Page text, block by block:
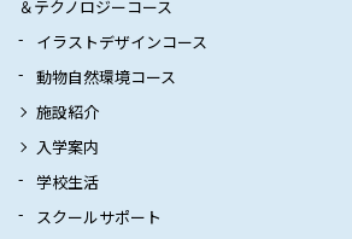
＆テクノロジーコース
イラストデザインコース
動物自然環境コース
施設紹介
入学案内
学校生活
スクールサポート